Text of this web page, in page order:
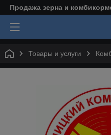
Продажа зерна и
Товары и услуги